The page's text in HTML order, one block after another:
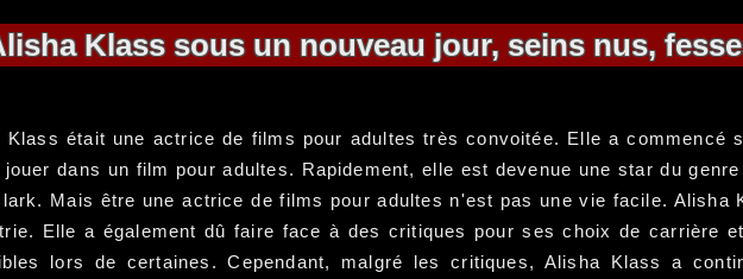
Klass sous un nouveau jour, seins nus,
Klass était une actrice de films pour adultes très convoitée. Elle a commencé
dans un film pour adultes. Rapidement, elle est devenue une star du
Mais être une actrice de films pour adultes n'est pas une vie facile.
Elle a également dû faire face à des critiques pour ses choix de carrière
lors de certaines. Cependant, malgré les critiques, Alisha Klass a